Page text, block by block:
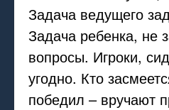
Задача ведущего
Задача ребенка, не
вопросы. Игроки,
угодно. Кто
победил – вручают